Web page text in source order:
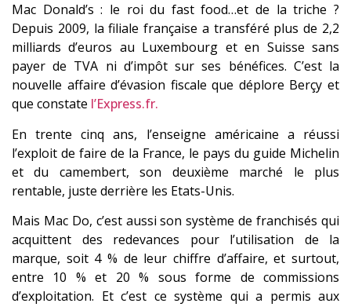
Mac Donald’s : le roi du fast food…et de la triche ?
Depuis 2009, la filiale française a transféré plus de 2,2
milliards d’euros au Luxembourg et en Suisse sans
payer de TVA ni d’impôt sur ses bénéfices. C’est la
nouvelle affaire d’évasion fiscale que déplore Berçy et
que constate l’Express.fr.
En trente cinq ans, l’enseigne américaine a réussi
l’exploit de faire de la France, le pays du guide Michelin
et du camembert, son deuxième marché le plus
rentable, juste derrière les Etats-Unis.
Mais Mac Do, c’est aussi son système de franchisés qui
acquittent des redevances pour l’utilisation de la
marque, soit 4 % de leur chiffre d’affaire, et surtout,
entre 10 % et 20 % sous forme de commissions
d’exploitation. Et c’est ce système qui a permis aux